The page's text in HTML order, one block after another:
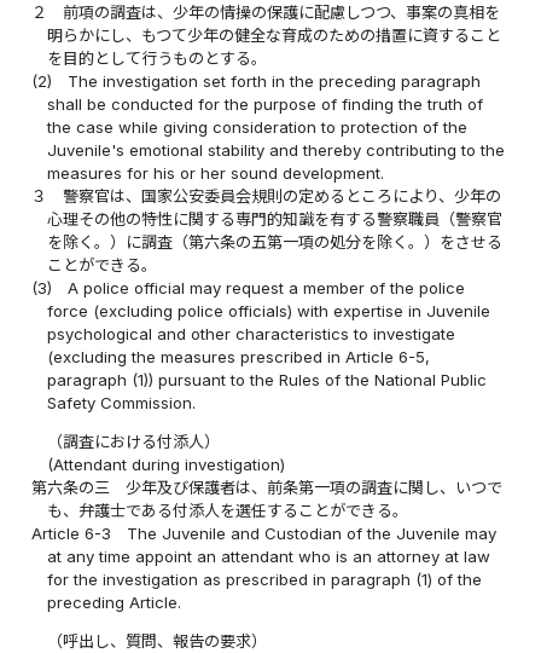
２
前項の調査は、少年の情操の保護に配慮しつつ、事案の真相を
明らかにし、もつて少年の健全な育成のための措置に資すること
を目的として行うものとする。
(2)
The investigation set forth in the preceding paragraph
shall be conducted for the purpose of finding the truth of
the case while giving consideration to protection of the
Juvenile's emotional stability and thereby contributing to the
measures for his or her sound development.
３
警察官は、国家公安委員会規則の定めるところにより、少年の
心理その他の特性に関する専門的知識を有する警察職員（警察官
を除く。）に調査（第六条の五第一項の処分を除く。）をさせる
ことができる。
(3)
A police official may request a member of the police
force (excluding police officials) with expertise in Juvenile
psychological and other characteristics to investigate
(excluding the measures prescribed in Article 6-5,
paragraph (1)) pursuant to the Rules of the National Public
Safety Commission.
（調査における付添人）
(Attendant during investigation)
第六条の三
少年及び保護者は、前条第一項の調査に関し、いつで
も、弁護士である付添人を選任することができる。
Article 6-3
The Juvenile and Custodian of the Juvenile may
at any time appoint an attendant who is an attorney at law
for the investigation as prescribed in paragraph (1) of the
preceding Article.
（呼出し、質問、報告の要求）